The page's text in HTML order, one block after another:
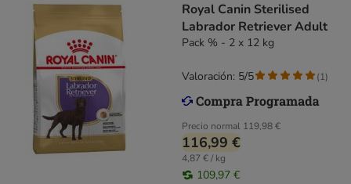
Royal Canin Sterilised
Labrador Retriever Adult
Pack % - 2 x 12 kg
Precio normal 119,98 €
116,99 €
4,87 € / kg
109,97 €
Valoración: 5/5 (1)